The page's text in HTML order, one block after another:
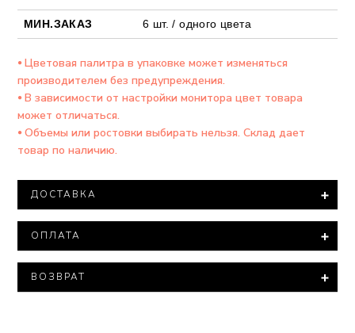
МИН.ЗАКАЗ 6 шт. / одного цвета
⦁ Цветовая палитра в упаковке может изменяться
производителем без предупреждения.
⦁ В зависимости от настройки монитора цвет товара
может отличаться.
⦁ Объемы или ростовки выбирать нельзя. Склад дает
товар по наличию.
ДОСТАВКА
Доставка товара осуществляется компанией ООО
"Новая ПОЧТА".
доставка товара производится БЕСПЛАТНО.
ОПЛАТА
Минимальная сумма заказа – 500 гривен.
ВОЗВРАТ